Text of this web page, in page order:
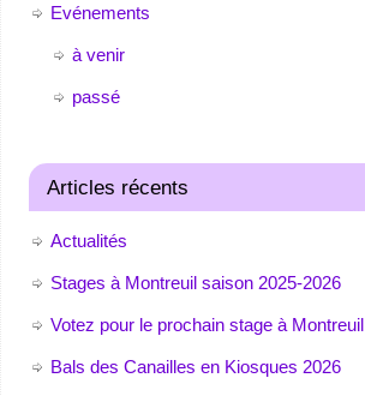
Evénements
à venir
passé
Articles récents
Actualités
Stages à Montreuil saison 2025-2026
Votez pour le prochain stage à Montreuil
Bals des Canailles en Kiosques 2026